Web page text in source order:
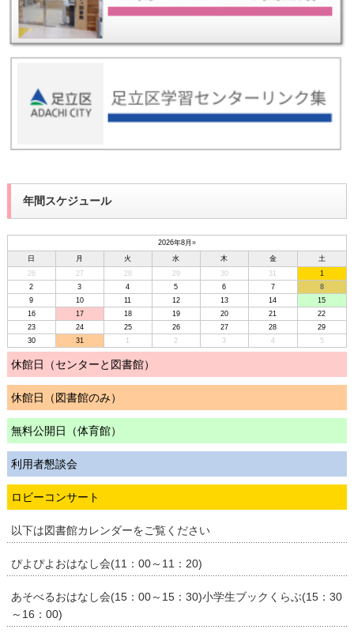
年間スケジュール
2026年8月 »
日
月 火 水 木 金
土
26
27 28 29 30 31
1
2
3 4 5 6 7
8
9
10 11 12 13 14
15
16
17 18 19 20 21
22
23
24 25 26 27 28
29
30
31 1 2 3 4 5
休館日（センターと図書館）
休館日（図書館のみ）
無料公開日（体育館）
利用者懇談会
ロビーコンサート
以下は図書館カレンダーをご覧ください
ぴよぴよおはなし会(11：00～11：20)
あそべるおはなし会(15：00～15：30)小学生ブックくらぶ(15：30
～16：00)